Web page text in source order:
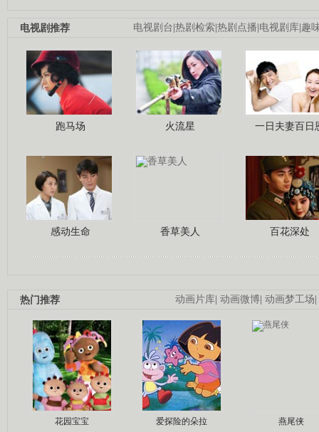
电视剧台|热剧检索|热剧点播|电视剧库|趣
电视剧推荐
跑马场 火流星 一日夫妻百日
感动生命 香草美人 百花深处
动画片库| 动画微博| 动画梦工场|
热门推荐
花园宝宝 爱探险的朵拉 燕尾侠